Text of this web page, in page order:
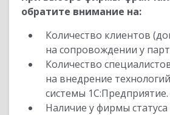
обратите внимание на:
Количество клиентов
на сопровождении у
Количество
на внедрение
системы 1С:Предприятие.
Наличие у фирмы статуса